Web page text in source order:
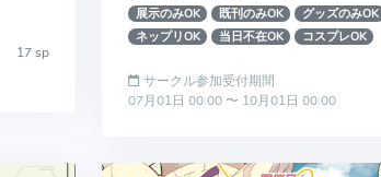
17 sp
展示のみOK
既刊のみOK
グッズのみOK
ネップリOK
当日不在OK コスプレOK
サークル参加受付期間
07月01日 00:00 〜 10月01日 00:00